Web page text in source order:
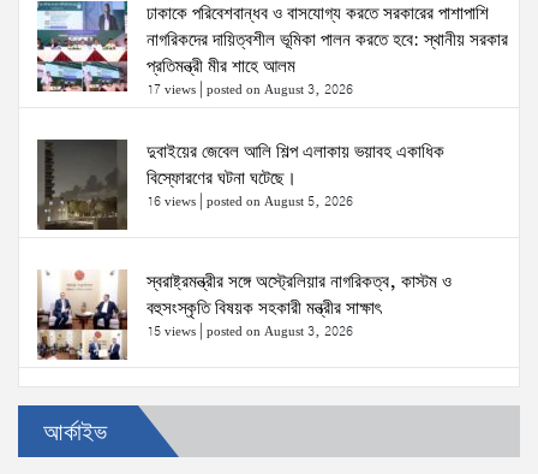
ঢাকাকে পরিবেশবান্ধব ও বাসযোগ্য করতে সরকারের পাশাপাশি
নাগরিকদের দায়িত্বশীল ভূমিকা পালন করতে হবে: স্থানীয় সরকার
প্রতিমন্ত্রী মীর শাহে আলম
17 views posted on August 3, 2026
দুবাইয়ের জেবেল আলি শিল্প এলাকায় ভয়াবহ একাধিক
বিস্ফোরণের ঘটনা ঘটেছে।
16 views posted on August 5, 2026
স্বরাষ্ট্রমন্ত্রীর সঙ্গে অস্ট্রেলিয়ার নাগরিকত্ব, কাস্টম ও
বহুসংস্কৃতি বিষয়ক সহকারী মন্ত্রীর সাক্ষাৎ
15 views posted on August 3, 2026
ঢাকা-১৮ আসনের দলিপাড়া- আহালিয়া সংযোগ সড়ক-
দখলমুক্ত রাস্তা চাই!
15 views|posted on August 6, 2026
আর্কাইভ